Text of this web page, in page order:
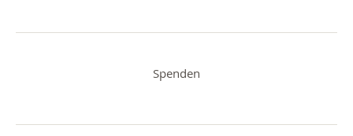
Spenden